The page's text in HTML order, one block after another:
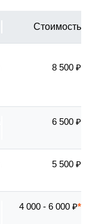
Стоимость
8 500 ₽
6 500 ₽
5 500 ₽
4 000 - 6 000 ₽